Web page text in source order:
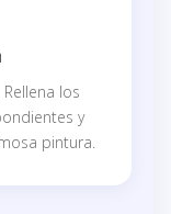
los
y
pintura.